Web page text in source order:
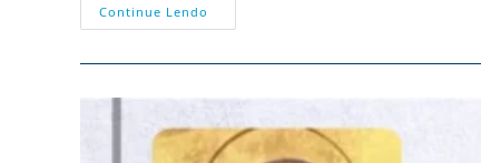
Continue Lendo
–
João
O
Santo
Cura
D’Ars